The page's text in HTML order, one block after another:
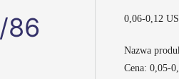
0,06-0,12
Nazwa
Cena: 0,05-